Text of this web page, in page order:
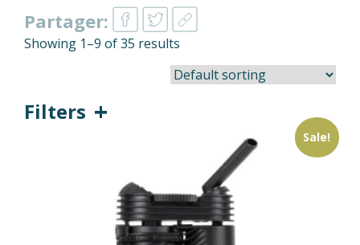
Partager:
Showing 1–9 of 35 results
Sale!
Filters